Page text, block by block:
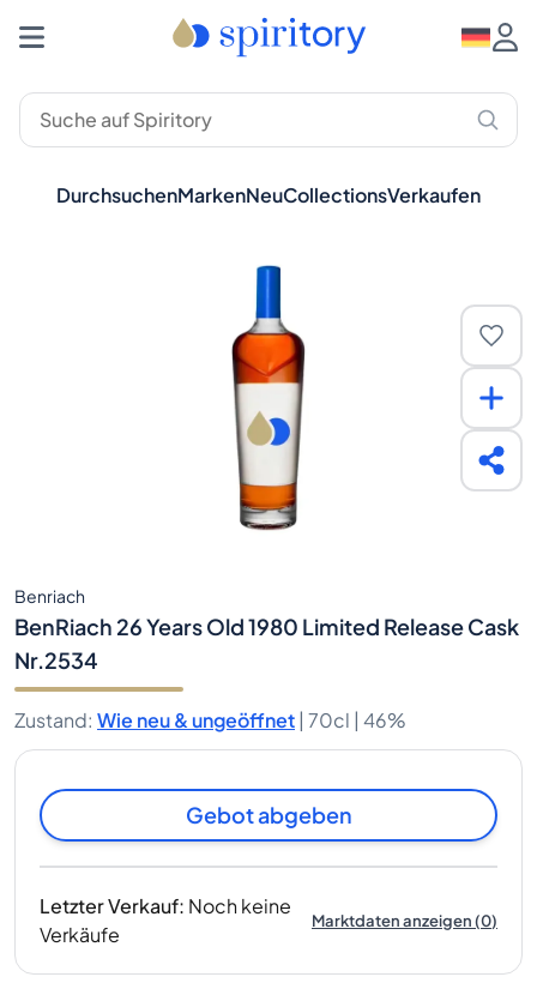
DurchsuchenMarkenNeuCollectionsVerkaufen
Benriach
BenRiach 26 Years Old 1980 Limited Release Cask
Nr.2534
Zustand: Wie neu & ungeöffnet | 70cl | 46%
Gebot abgeben
Letzter Verkauf: Noch keine
Verkäufe
Marktdaten anzeigen(0)